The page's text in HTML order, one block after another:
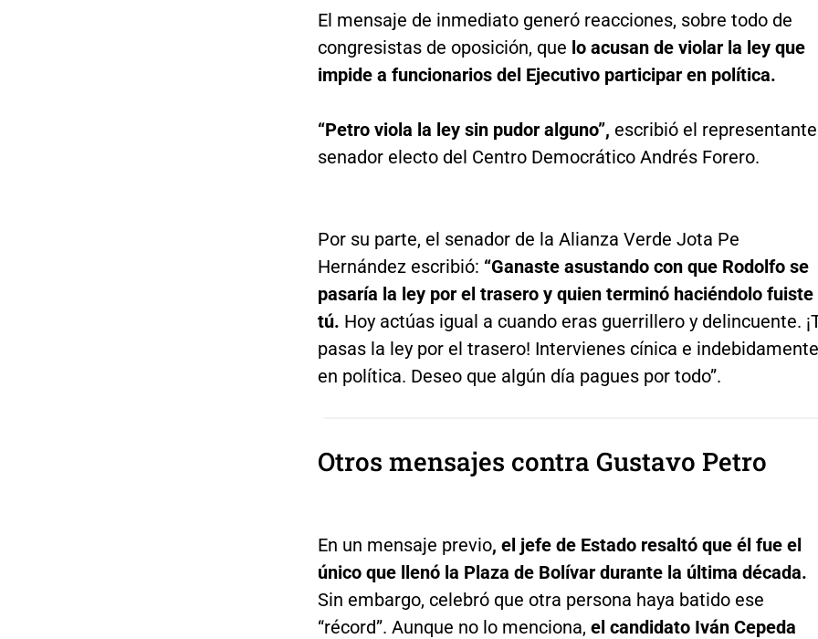
El mensaje de inmediato generó reacciones, sobre todo de
congresistas de oposición, que lo acusan de violar la ley que
impide a funcionarios del Ejecutivo participar en política.
“Petro viola la ley sin pudor alguno”, escribió el
senador electo del Centro Democrático Andrés Forero.
Por su parte, el senador de la Alianza Verde Jota Pe
Hernández escribió: “Ganaste asustando con que Rodolfo se
pasaría la ley por el trasero y quien terminó haciéndolo fuiste
tú. Hoy actúas igual a cuando eras guerrillero y delincuente.
pasas la ley por el trasero! Intervienes cínica e indebidamente
en política. Deseo que algún día pagues por todo”.
Otros mensajes contra Gustavo Petro
En un mensaje previo, el jefe de Estado resaltó que él fue el
único que llenó la Plaza de Bolívar durante la última década.
Sin embargo, celebró que otra persona haya batido ese
“récord”. Aunque no lo menciona, el candidato Iván Cepeda